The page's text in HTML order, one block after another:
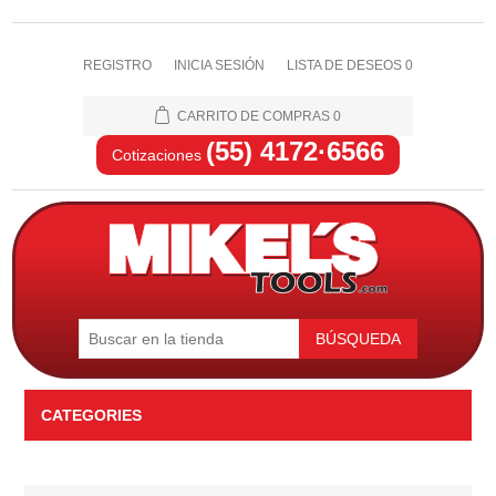
REGISTRO INICIA SESIÓN LISTA DE DESEOS 0
CARRITO DE COMPRAS 0
Cotizaciones (55) 4172·6566
BÚSQUEDA
CATEGORIES